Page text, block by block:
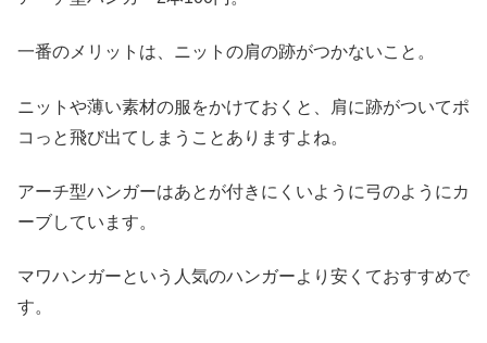
一番のメリットは、ニットの肩の跡がつかないこと。
ニットや薄い素材の服をかけておくと、肩に跡がついてポ
コっと飛び出てしまうことありますよね。
アーチ型ハンガーはあとが付きにくいように弓のようにカ
ーブしています。
マワハンガーという人気のハンガーより安くておすすめで
す。